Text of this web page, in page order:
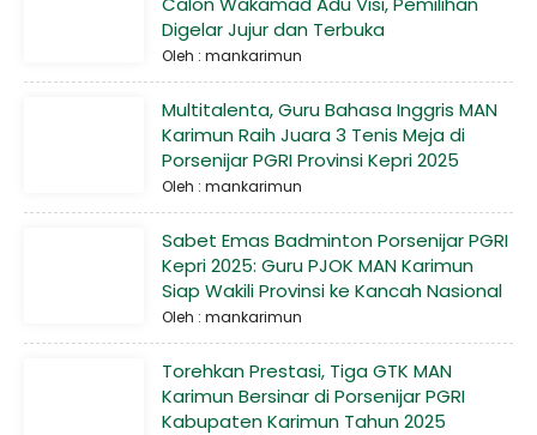
Digelar Jujur dan Terbuka
Oleh : mankarimun
Multitalenta, Guru Bahasa Inggris MAN
Karimun Raih Juara 3 Tenis Meja di
Porsenijar PGRI Provinsi Kepri 2025
Oleh : mankarimun
Sabet Emas Badminton Porsenijar PGRI
Kepri 2025: Guru PJOK MAN Karimun
Siap Wakili Provinsi ke Kancah Nasional
Oleh : mankarimun
Torehkan Prestasi, Tiga GTK MAN
Karimun Bersinar di Porsenijar PGRI
Kabupaten Karimun Tahun 2025